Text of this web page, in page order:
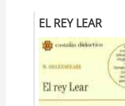
EL REY LEAR